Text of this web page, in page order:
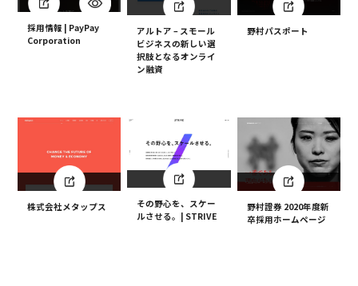
採用情報 | PayPay
Corporation
アルトア – スモール
ビジネスの新しい選
択肢となるオンライ
ン融資
野村パスポート
株式会社メタップス
その野心を、スケー
ルさせる。| STRIVE
野村證券 2020年度新
卒採用ホームページ